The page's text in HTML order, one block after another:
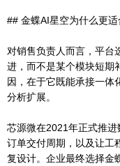
## 金蝶AI星空为什么更
对销售负责人而言，平台
进，而不是某个模块短期
因，在于它既能承接一体
分析扩展。
芯源微在2021年正式推
订单交付周期，以及让工
复设计。企业最终选择金